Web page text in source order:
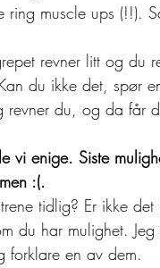
ring muscle ups (!!).
revner litt og du
du ikke det, spør
revner du, og da
enige. Siste
:(.
tidlig? Er ikke
har mulighet. Jeg
forklare en av dem.